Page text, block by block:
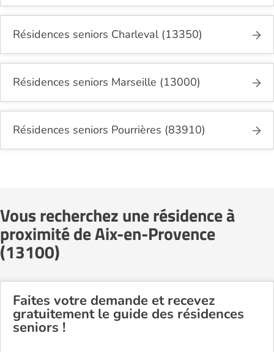
Résidences seniors Charleval (13350)
Résidences seniors Marseille (13000)
Résidences seniors Pourrières (83910)
Vous recherchez une résidence à
proximité de Aix-en-Provence
(13100)
Faites votre demande et recevez
gratuitement le guide des résidences
seniors !